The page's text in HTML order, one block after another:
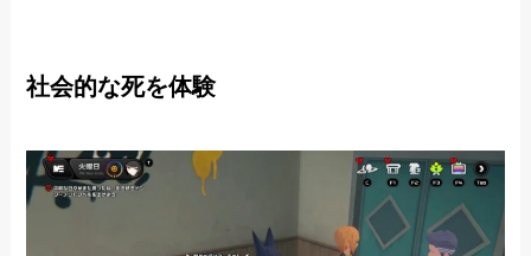
社会的な死を体験